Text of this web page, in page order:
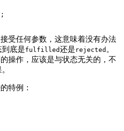
受任何参数，这意味着没有办法
到底是fulfilled还是 rejected 。
操作，应该是与状态无关的，不
特例：